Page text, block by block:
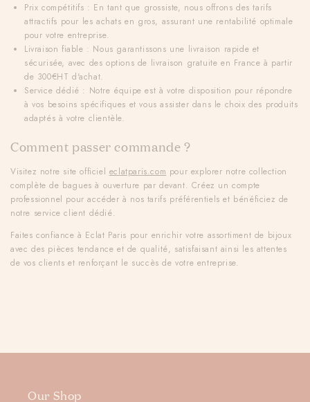
Prix compétitifs : En tant que grossiste, nous offrons des tarifs
attractifs pour les achats en gros, assurant une rentabilité optimale
pour votre entreprise.
Livraison fiable : Nous garantissons une livraison rapide et
sécurisée, avec des options de livraison gratuite en France à partir
de 300€HT d'achat.
Service dédié : Notre équipe est à votre disposition pour répondre
à vos besoins spécifiques et vous assister dans le choix des produits
adaptés à votre clientèle.
Comment passer commande ?
Visitez notre site officiel eclatparis.com pour explorer notre collection
complète de bagues à ouverture par devant. Créez un compte
professionnel pour accéder à nos tarifs préférentiels et bénéficiez de
notre service client dédié.
Faites confiance à Eclat Paris pour enrichir votre assortiment de bijoux
avec des pièces tendance et de qualité, satisfaisant ainsi les attentes
de vos clients et renforçant le succès de votre entreprise.
Our Shop